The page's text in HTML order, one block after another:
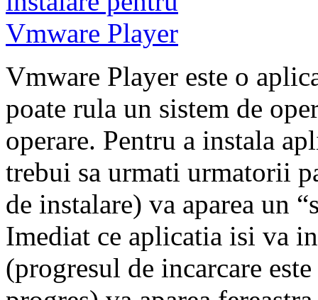
Vmware Player este o
poate rula un sistem de
operare. Pentru a instala
trebui sa urmati urmatorii
de instalare) va aparea un
Imediat ce aplicatia isi va
(progresul de incarcare